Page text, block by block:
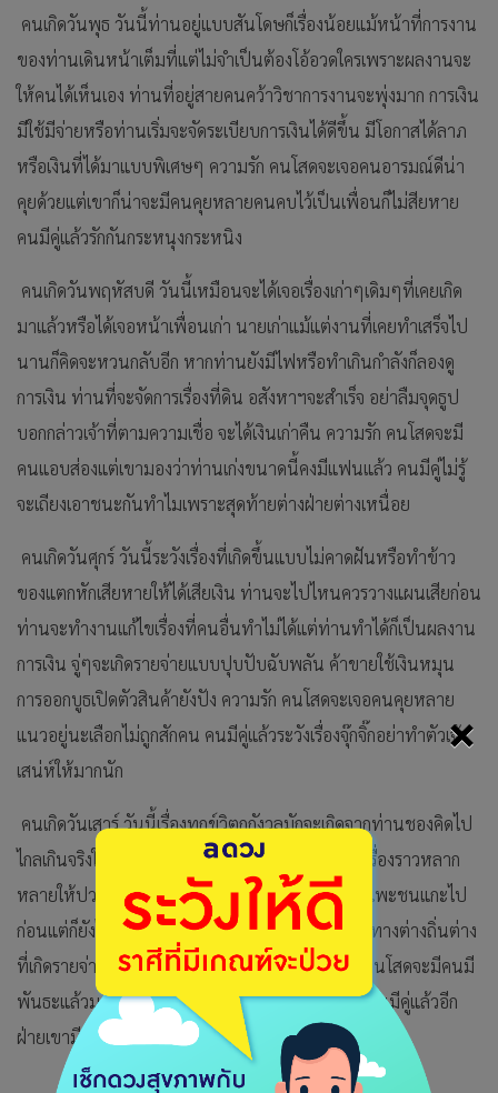
×
คนเกิดวันพุธ วันนี้ท่านอยู่แบบสันโดษก็เรื่องน้อยแม้หน้าที่การงาน
ของท่านเดินหน้าเต็มที่แต่ไม่จำเป็นต้องโอ้อวดใครเพราะผลงานจะ
ให้คนได้เห็นเอง ท่านที่อยู่สายคนคว้าวิชาการงานจะพุ่งมาก การเงิน
มีใช้มีจ่ายหรือท่านเริ่มจะจัดระเบียบการเงินได้ดีขึ้น มีโอกาสได้ลาภ
หรือเงินที่ได้มาแบบพิเศษๆ ความรัก คนโสดจะเจอคนอารมณ์ดีน่า
คุยด้วยแต่เขาก็น่าจะมีคนคุยหลายคนคบไว้เป็นเพื่อนก็ไม่สียหาย
คนมีคู่แล้วรักกันกระหนุงกระหนิง
คนเกิดวันพฤหัสบดี วันนี้เหมือนจะได้เจอเรื่องเก่าๆเดิมๆที่เคยเกิด
มาแล้วหรือได้เจอหน้าเพื่อนเก่า นายเก่าแม้แต่งานที่เคยทำเสร็จไป
นานก็คิดจะหวนกลับอีก หากท่านยังมีไฟหรือทำเกินกำลังก็ลองดู
การเงิน ท่านที่จะจัดการเรื่องที่ดิน อสังหาฯจะสำเร็จ อย่าลืมจุดธูป
บอกกล่าวเจ้าที่ตามความเชื่อ จะได้เงินเก่าคืน ความรัก คนโสดจะมี
คนแอบส่องแต่เขามองว่าท่านเก่งขนาดนี้คงมีแฟนแล้ว คนมีคู่ไม่รู้
จะเถียงเอาชนะกันทำไมเพราะสุดท้ายต่างฝ่ายต่างเหนื่อย
คนเกิดวันศุกร์ วันนี้ระวังเรื่องที่เกิดขึ้นแบบไม่คาดฝันหรือทำข้าว
ของแตกหักเสียหายให้ได้เสียเงิน ท่านจะไปไหนควรวางแผนเสียก่อน
ท่านจะทำงานแก้ไขเรื่องที่คนอื่นทำไม่ได้แต่ท่านทำได้ก็เป็นผลงาน
การเงิน จู่ๆจะเกิดรายจ่ายแบบปุบปับฉับพลัน ค้าขายใช้เงินหมุน
การออกบูธเปิดตัวสินค้ายังปัง ความรัก คนโสดจะเจอคนคุยหลาย
แนวอยู่นะเลือกไม่ถูกสักคน คนมีคู่แล้วระวังเรื่องจุ๊กจิ๊กอย่าทำตัวเจ้า
เสน่ห์ให้มากนัก
คนเกิดวันเสาร์ วันนี้เรื่องทุกข์วิตกกังวลมักจะเกิดจากท่านชองคิดไป
ไกลเกินจริงให้มองปัญหารายวันแล้วแก้ไขไป จะเจอเรื่องราวหลาก
หลายให้ปวดหัวแต่สุดท้ายก็คลี่คลาย การเงิน ยังจับแพะชนแกะไป
ก่อนแต่ก็ยังไม่ถือว่าติดขัด บางท่านจะมีดวงต้องเดินทางต่างถิ่นต่าง
ที่เกิดรายจ่ายด่วนๆแต่ไปแล้วก็ได้เงินกลับ ความรัก คนโสดจะมีคนมี
พันธะแล้วมาเกี่ยวข้องหากท่านตัดใจได้ปัญหาก็จบ คนมีคู่แล้วอีก
ฝ่ายเขามีปัญหาที่ไม่อยากบอก